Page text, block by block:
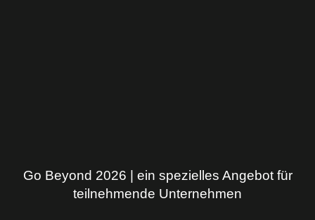
Go Beyond 2026 | ein spezielles Angebot für
teilnehmende Unternehmen